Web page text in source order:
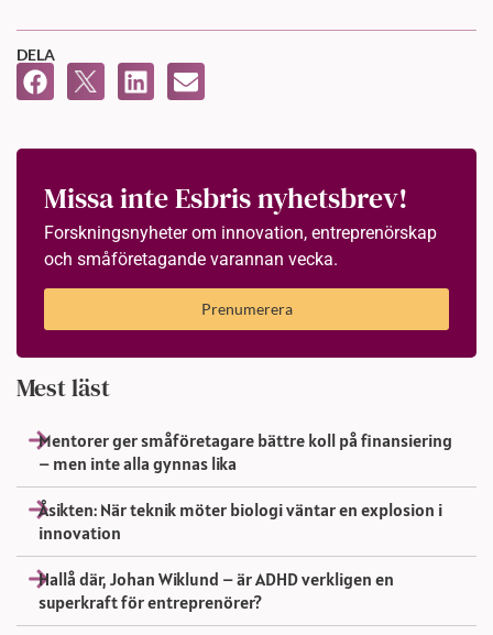
DELA
Missa inte Esbris nyhetsbrev!
Forskningsnyheter om innovation, entreprenörskap
och småföretagande varannan vecka.
Prenumerera
Mest läst
Mentorer ger småföretagare bättre koll på finansiering
– men inte alla gynnas lika
Åsikten: När teknik möter biologi väntar en explosion i
innovation
Hallå där, Johan Wiklund – är ADHD verkligen en
superkraft för entreprenörer?